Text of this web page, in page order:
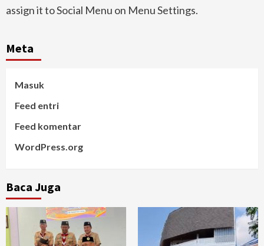
assign it to Social Menu on Menu Settings.
Meta
Masuk
Feed entri
Feed komentar
WordPress.org
Baca Juga